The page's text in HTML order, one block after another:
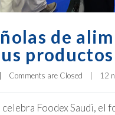
de
Comments are Closed 12
Foodex Saudi,